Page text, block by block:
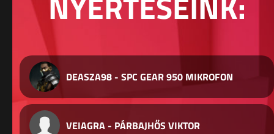
DEASZA98 - SPC GEAR 950 MIKROFON
VEIAGRA - PÁRBAJHŐS VIKTOR